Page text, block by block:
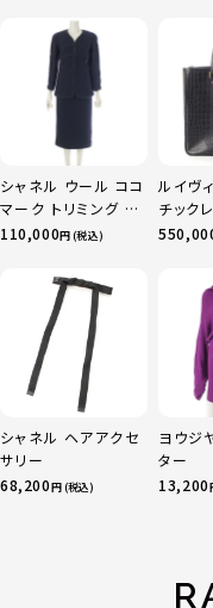
シャネル ウール ココ
マーク トリミング ス
カートセットアップ
110,000円 (税込)
ルイヴ
チック
クロコ
バッグ
シャネル ヘアアクセ
サリー
68,200円 (税込)
ヨウジ
ター
13,200